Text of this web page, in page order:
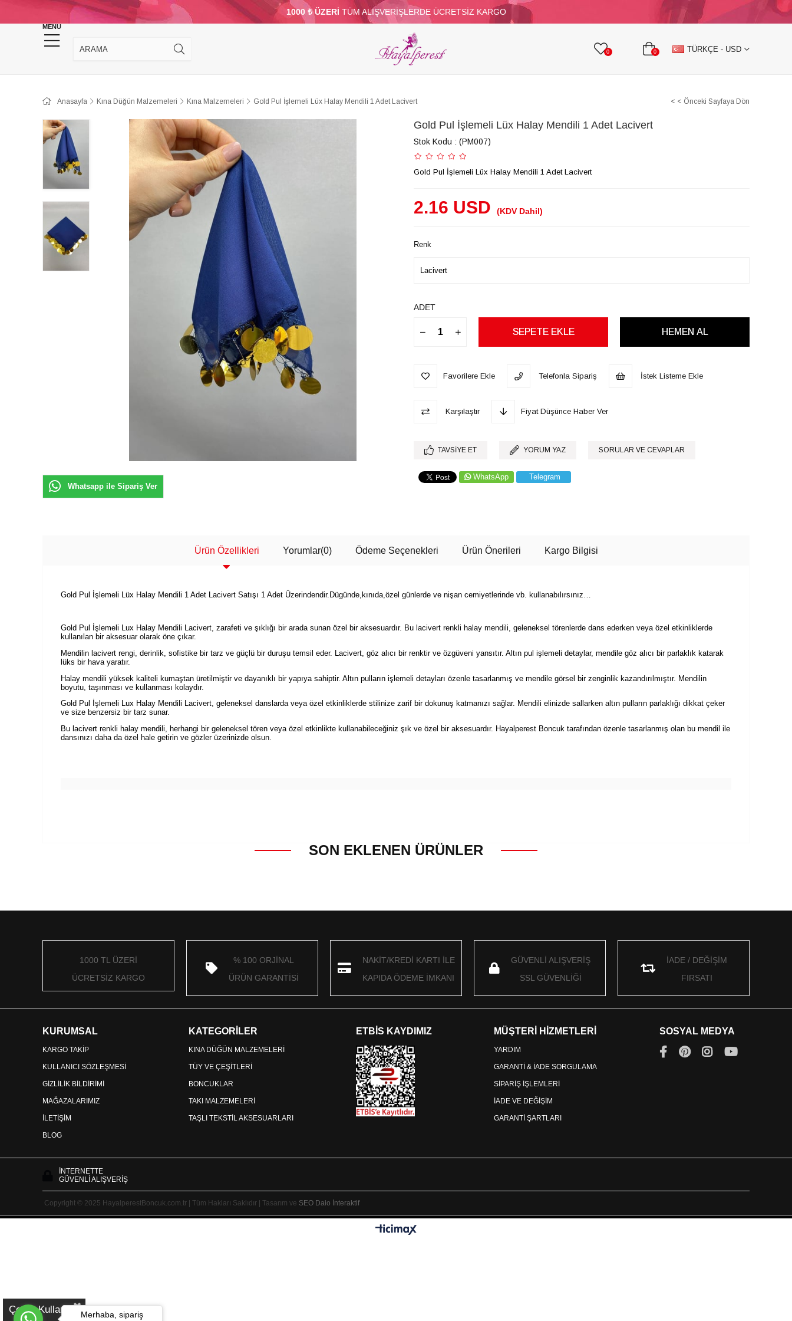
1000 ₺ ÜZERİ TÜM ALIŞVERİŞLERDE ÜCRETSİZ KARGO
MENU
0 0 TÜRKÇE - USD
KINA DÜĞÜN MALZEMELERİ TAKI MALZEMELERİ PARTİ VE SÜS MALZEMELERİ TÜY BONCUKLAR TAŞLI TEKSTİL AKSESUARLARI
TOPTAN DİĞER
Anasayfa Kına Düğün Malzemeleri Kına Malzemeleri Gold Pul İşlemeli Lüx Halay Mendili 1 Adet Lacivert < < Önceki Sayfaya Dön
Whatsapp ile Sipariş Ver
Gold Pul İşlemeli Lüx Halay Mendili 1 Adet Lacivert
Stok Kodu (PM007)
Gold Pul İşlemeli Lüx Halay Mendili 1 Adet Lacivert
2.16 USD (KDV Dahil)
Renk
ADET
Favorilere Ekle Telefonla Sipariş İstek Listeme Ekle
Karşılaştır Fiyat Düşünce Haber Ver
TAVSIYE ET YORUM YAZ SORULAR VE CEVAPLAR
WhatsApp Telegram
Ürün Özellikleri Yorumlar(0) Ödeme Seçenekleri Ürün Önerileri Kargo Bilgisi
Gold Pul İşlemeli Lüx Halay Mendili 1 Adet Lacivert Satışı 1 Adet Üzerindendir.Dügünde,kınıda,özel günlerde ve nişan cemiyetlerinde vb. kullanabılırsınız…
Gold Pul İşlemeli Lux Halay Mendili Lacivert, zarafeti ve şıklığı bir arada sunan özel bir aksesuardır. Bu lacivert renkli halay mendili, geleneksel törenlerde dans ederken veya özel etkinliklerde
kullanılan bir aksesuar olarak öne çıkar.
Mendilin lacivert rengi, derinlik, sofistike bir tarz ve güçlü bir duruşu temsil eder. Lacivert, göz alıcı bir renktir ve özgüveni yansıtır. Altın pul işlemeli detaylar, mendile göz alıcı bir parlaklık katarak
lüks bir hava yaratır.
Halay mendili yüksek kaliteli kumaştan üretilmiştir ve dayanıklı bir yapıya sahiptir. Altın pulların işlemeli detayları özenle tasarlanmış ve mendile görsel bir zenginlik kazandırılmıştır. Mendilin
boyutu, taşınması ve kullanması kolaydır.
Gold Pul İşlemeli Lux Halay Mendili Lacivert, geleneksel danslarda veya özel etkinliklerde stilinize zarif bir dokunuş katmanızı sağlar. Mendili elinizde sallarken altın pulların parlaklığı dikkat çeker
ve size benzersiz bir tarz sunar.
Bu lacivert renkli halay mendili, herhangi bir geleneksel tören veya özel etkinlikte kullanabileceğiniz şık ve özel bir aksesuardır. Hayalperest Boncuk tarafından özenle tasarlanmış olan bu mendil ile
dansınızı daha da özel hale getirin ve gözler üzerinizde olsun.
SON EKLENEN ÜRÜNLER
1000 TL ÜZERİ
ÜCRETSİZ KARGO
% 100 ORJİNAL
ÜRÜN GARANTİSİ
NAKİT/KREDİ KARTI İLE
KAPIDA ÖDEME İMKANI
GÜVENLİ ALIŞVERİŞ
SSL GÜVENLİĞİ
İADE / DEĞİŞİM
FIRSATI
KURUMSAL
KARGO TAKİP
KULLANICI SÖZLEŞMESİ
GİZLİLİK BİLDİRİMİ
MAĞAZALARIMIZ
İLETİŞİM
BLOG
KATEGORİLER
KINA DÜĞÜN MALZEMELERİ
TÜY VE ÇEŞİTLERİ
BONCUKLAR
TAKI MALZEMELERİ
TAŞLI TEKSTİL AKSESUARLARI
ETBİS KAYDIMIZ MÜŞTERİ HİZMETLERİ
YARDIM
GARANTİ & İADE SORGULAMA
SİPARİŞ İŞLEMLERİ
İADE VE DEĞİŞİM
GARANTİ ŞARTLARI
SOSYAL MEDYA
İNTERNETTE
GÜVENLİ ALIŞVERİŞ
Copyright © 2025 HayalperestBoncuk.com.tr | Tüm Hakları Saklıdır | Tasarım ve SEO Daio İnteraktif
Çerez KullanımıMerhaba, sipariş